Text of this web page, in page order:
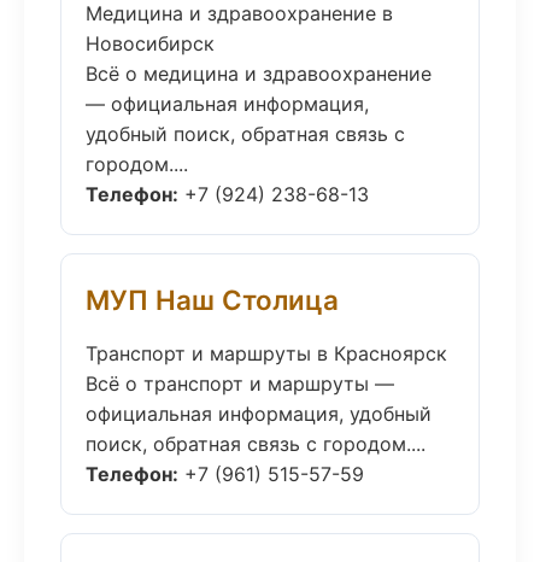
Медицина и здравоохранение в
Новосибирск
Всё о медицина и здравоохранение
— официальная информация,
удобный поиск, обратная связь с
городом....
Телефон: +7 (924) 238-68-13
МУП Наш Столица
Транспорт и маршруты в Красноярск
Всё о транспорт и маршруты —
официальная информация, удобный
поиск, обратная связь с городом....
Телефон: +7 (961) 515-57-59